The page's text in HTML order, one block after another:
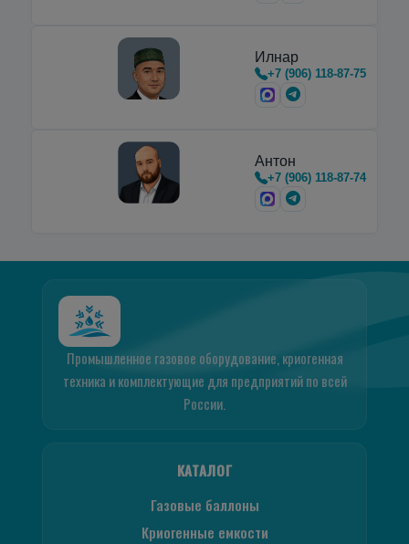
Илнар
+7 (906) 118-87-75
Антон
+7 (906) 118-87-74
Промышленное газовое оборудование, криогенная
техника и комплектующие для предприятий по всей
России.
КАТАЛОГ
Газовые баллоны
Криогенные емкости